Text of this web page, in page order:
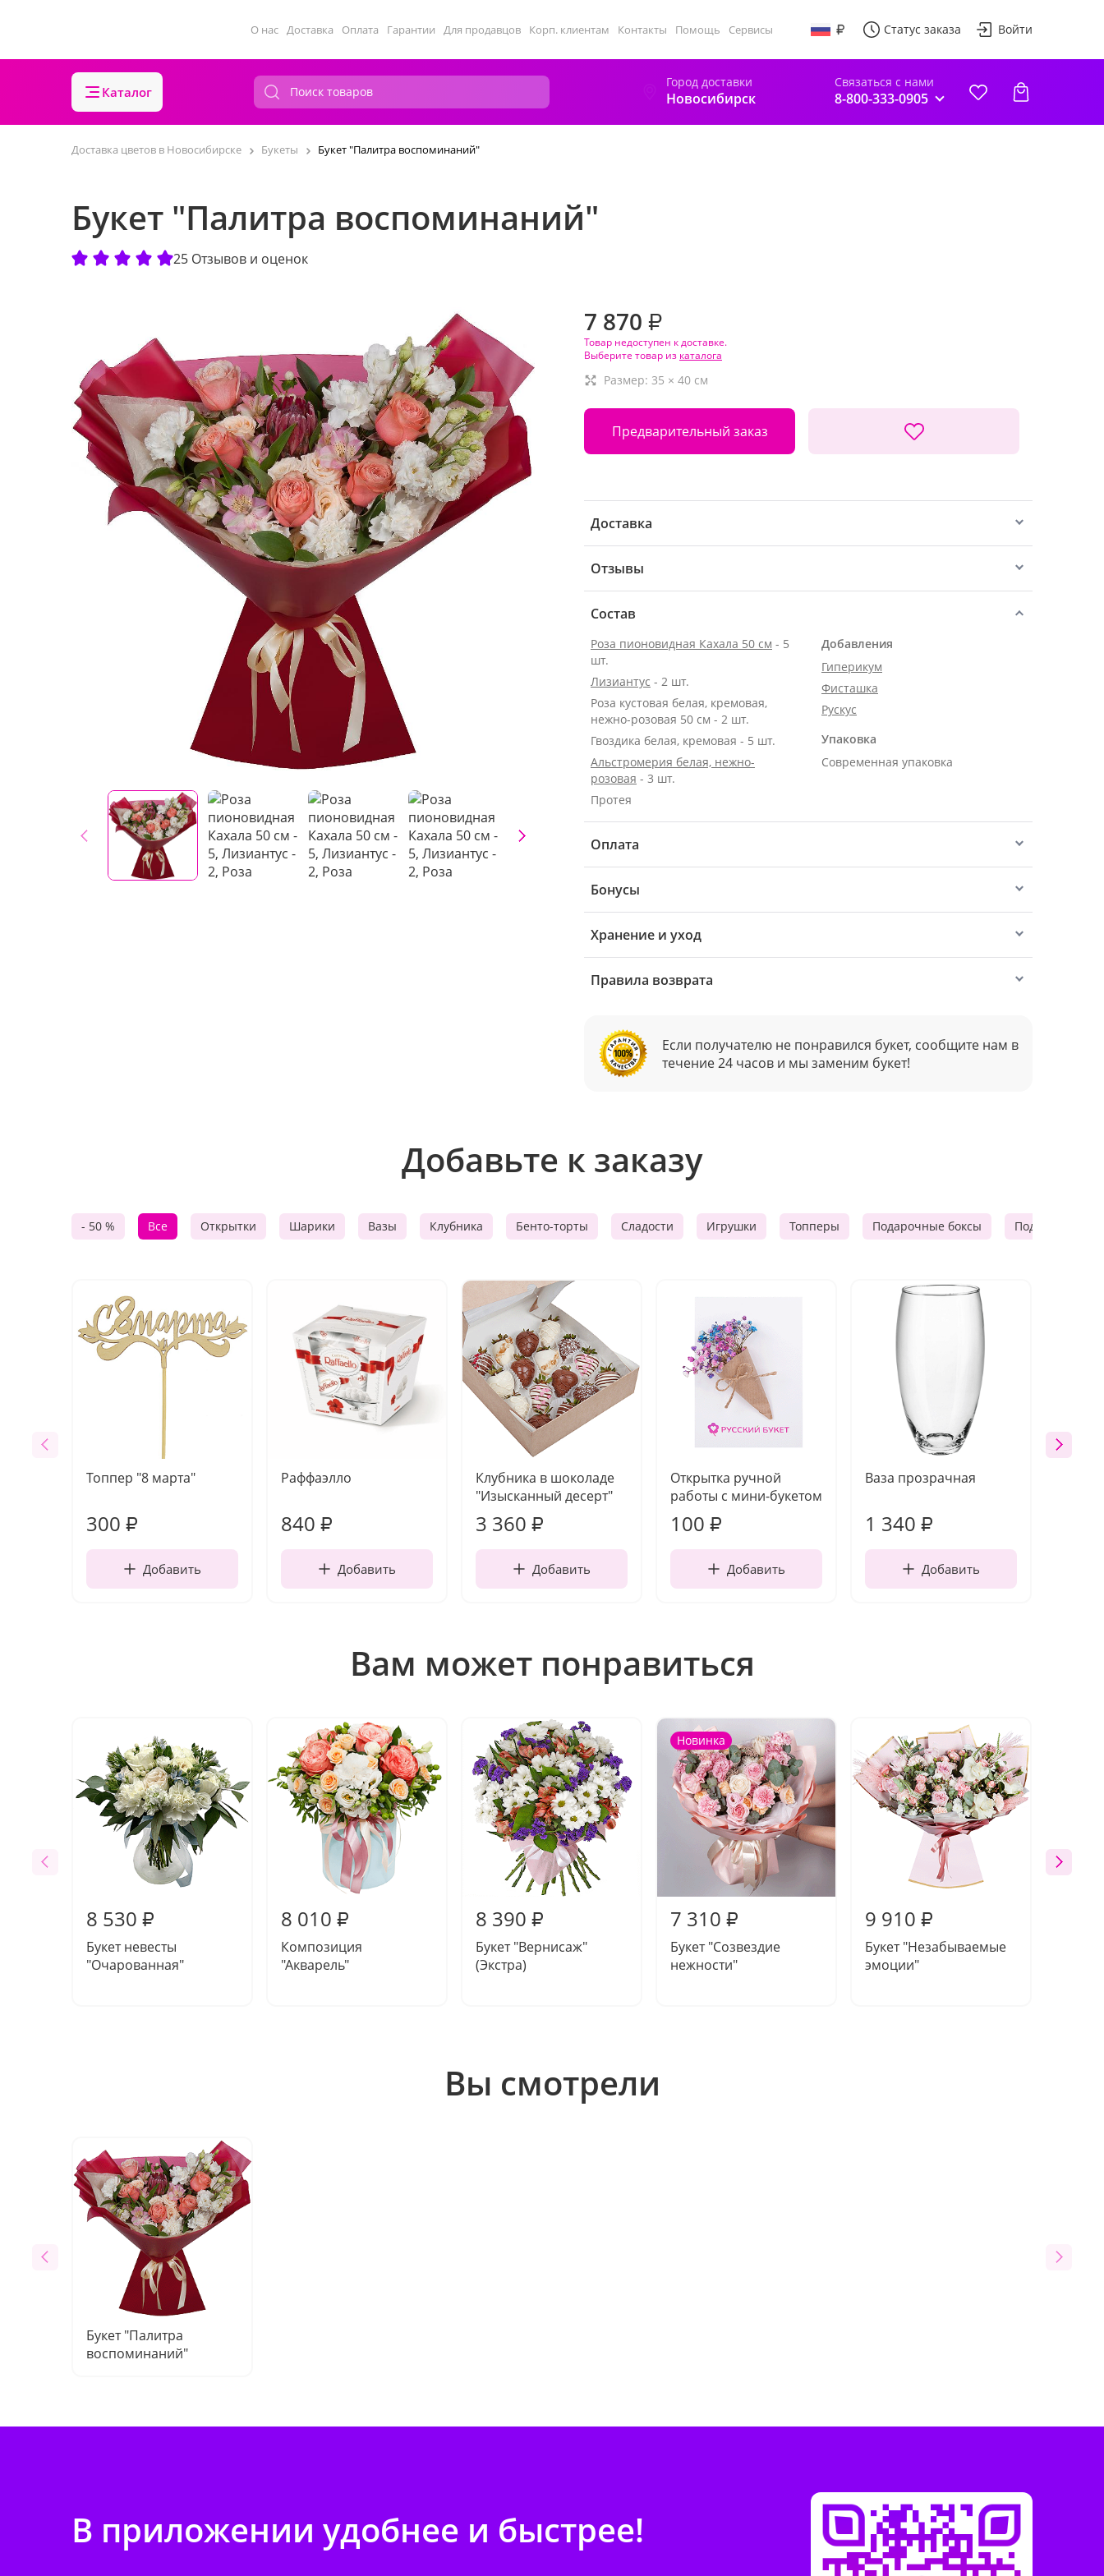
О нас Доставка Оплата Гарантии Для продавцов Корп. клиентам Контакты Помощь Сервисы Статус заказа Войти
Каталог
Город доставки
Новосибирск
Связаться с нами
8-800-333-0905
Доставка цветов в Новосибирске Букеты Букет "Палитра воспоминаний"
Букет "Палитра воспоминаний"
25 Отзывов и оценок
7 870 ₽
Товар недоступен к доставке.
Выберите товар из каталога
Размер: 35 × 40 см
Предварительный заказ
Доставка
Отзывы
Состав
Роза пионовидная Кахала 50 см - 5
шт.
Лизиантус - 2 шт.
Роза кустовая белая, кремовая,
нежно-розовая 50 см - 2 шт.
Гвоздика белая, кремовая - 5 шт.
Альстромерия белая, нежно-
розовая - 3 шт.
Протея
Добавления
Гиперикум
Фисташка
Рускус
Упаковка
Современная упаковка
Оплата
Бонусы
Хранение и уход
Правила возврата
Если получателю не понравился букет, сообщите нам в
течение 24 часов и мы заменим букет!
Добавьте к заказу
- 50 % Все Открытки Шарики Вазы Клубника Бенто-торты Сладости Игрушки Топперы Подарочные боксы Подарочные
Топпер "8 марта"
300 ₽
Добавить
Раффаэлло
840 ₽
Добавить
Клубника в шоколаде
"Изысканный десерт"
3 360 ₽
Добавить
Открытка ручной
работы с мини-букетом
100 ₽
Добавить
Ваза прозрачная
1 340 ₽
Добавить
Вам может понравиться
8 530 ₽
Букет невесты
"Очарованная"
8 010 ₽
Композиция
"Акварель"
8 390 ₽
Букет "Вернисаж"
(Экстра)
Новинка
7 310 ₽
Букет "Созвездие
нежности"
9 910 ₽
Букет "Незабываемые
эмоции"
Вы смотрели
Букет "Палитра
воспоминаний"
В приложении удобнее и быстрее!